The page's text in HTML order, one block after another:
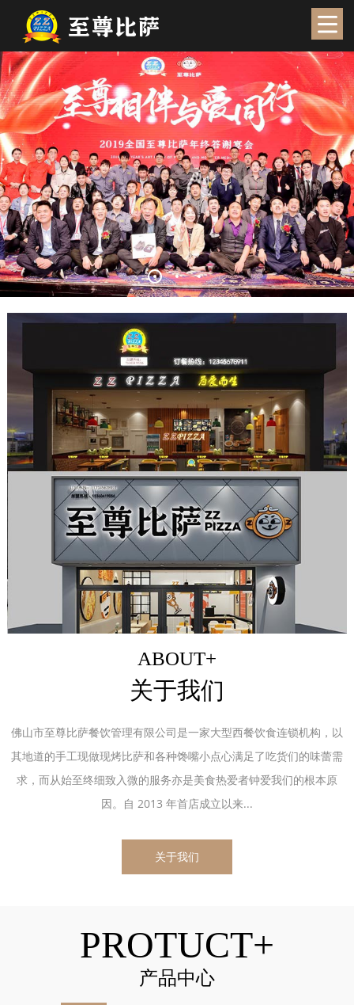
ABOUT+
关于我们
佛山市至尊比萨餐饮管理有限公司是一家大型西餐饮食连锁机构，以
其地道的手工现做现烤比萨和各种馋嘴小点心满足了吃货们的味蕾需
求，而从始至终细致入微的服务亦是美食热爱者钟爱我们的根本原
因。自 2013 年首店成立以来...
关于我们
PROTUCT+
产品中心